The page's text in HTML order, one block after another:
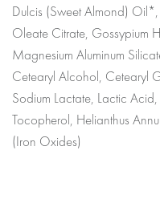
Dulcis (Sweet Almond)
Oleate Citrate, Gossypium
Magnesium Aluminum
Cetearyl Alcohol, Cetearyl
Sodium Lactate, Lactic
Tocopherol, Helianthus
(Iron Oxides)